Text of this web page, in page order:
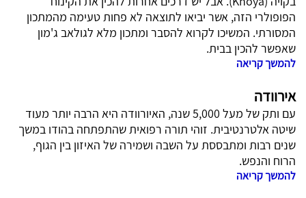
הפופולרי הזה, אשר יביאו לתוצאה לא פחות טעימה מהמתכון
המסורתי. המשיכו לקרוא להסבר ומתכון מלא לגולאב ג'מון
שאפשר להכין בבית.
להמשך קריאה
אירוודה
עם ותק של מעל 5,000 שנה, האיורוודה היא הרבה יותר מעוד
שיטה אלטרנטיבית. זוהי תורה רפואית שהתפתחה בהודו במשך
שנים רבות ומתבססת על השבה ושמירה של האיזון בין הגוף,
הרוח והנפש.
להמשך קריאה